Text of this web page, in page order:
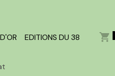
EDITIONS DU 38